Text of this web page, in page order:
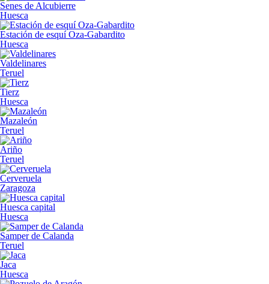
Senes de Alcubierre
Huesca
Estación de esquí Oza-Gabardito
Huesca
Valdelinares
Teruel
Tierz
Huesca
Mazaleón
Teruel
Ariño
Teruel
Cerveruela
Zaragoza
Huesca capital
Huesca
Samper de Calanda
Teruel
Jaca
Huesca